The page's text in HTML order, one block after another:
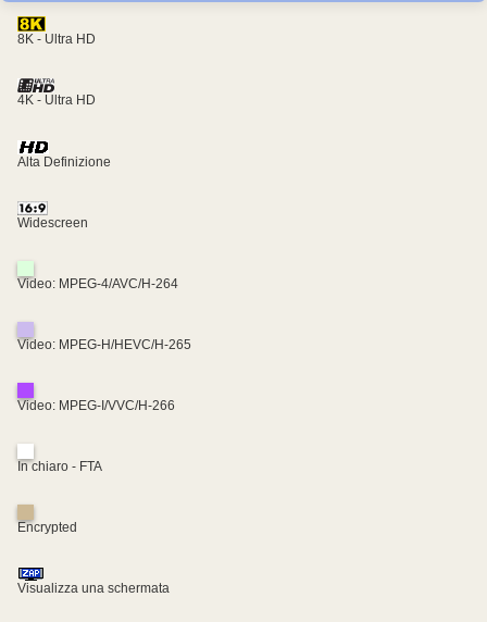
8K - Ultra HD
4K - Ultra HD
Alta Definizione
Widescreen
Video: MPEG-4/AVC/H-264
Video: MPEG-H/HEVC/H-265
Video: MPEG-I/VVC/H-266
In chiaro - FTA
Encrypted
Visualizza una schermata